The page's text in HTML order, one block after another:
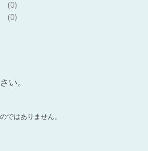
(0)
(0)
い。
ではありません。